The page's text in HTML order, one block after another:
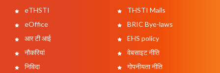
eTHSTI
eOffice
आर टी आई
नौकरियां
निविदा
THSTI Mails
BRIC Bye-laws
EHS policy
वेबसाइट नीति
गोपनीयता नीति